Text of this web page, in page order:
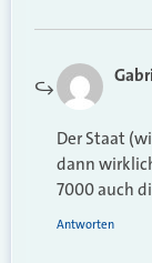
Der Staat
dann
7000 auch
Antworten